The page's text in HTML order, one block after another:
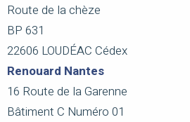
Route de la chèze
BP 631
22606 LOUDÉAC Cédex
Renouard Nantes
16 Route de la Garenne
Bâtiment C Numéro 01